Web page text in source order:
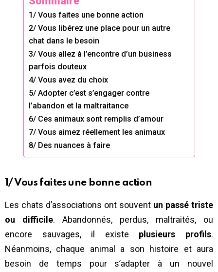
1/ Vous faites une bonne action
2/ Vous libérez une place pour un autre
chat dans le besoin
3/ Vous allez à l’encontre d’un business
parfois douteux
4/ Vous avez du choix
5/ Adopter c’est s’engager contre
l’abandon et la maltraitance
6/ Ces animaux sont remplis d’amour
7/ Vous aimez réellement les animaux
8/ Des nuances à faire
1/ Vous faites une bonne action
Les chats d’associations ont souvent un passé triste
ou difficile. Abandonnés, perdus, maltraités, ou
encore sauvages, il existe plusieurs profils.
Néanmoins, chaque animal a son histoire et aura
besoin de temps pour s’adapter à un nouvel